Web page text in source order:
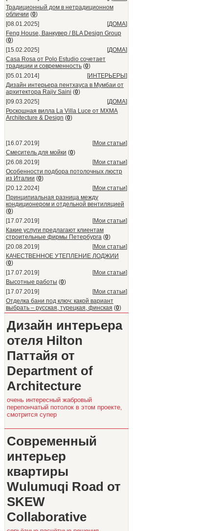
Традиционный дом в нетрадиционном
обличии (0)
[08.01.2025]
[ДОМА]
Feng House, Ванкувер / BLA Design Group
(0)
[15.02.2025]
[ДОМА]
Casa Rosa от Polo Estudio сочетает
традиции и современность (0)
[05.01.2014]
[ИНТЕРЬЕРЫ ]
Дизайн интерьера пентхауса в Мумбаи от
архитектора Rajiv Saini (0)
[09.03.2025]
[ДОМА]
Роскошная вилла La Villa Luce от MXMA
Architecture & Design (0)
[16.07.2019] [Мои статьи]
Смеситель для мойки (0)
[26.08.2019]
[Мои статьи]
Особенности подбора потолочных люстр
из Италии (0)
[20.12.2024]
[Мои статьи]
Принципиальная разница между
кондиционером и отдельной вентиляцией
(0)
[17.07.2019]
[Мои статьи]
Какие услуги предлагают клиентам
строительные фирмы Петербурга (0)
[20.08.2019]
[Мои статьи]
КАЧЕСТВЕННОЕ УТЕПЛЕНИЕ ЛОДЖИИ
(0)
[17.07.2019]
[Мои статьи]
Высотные работы (0)
[17.07.2019]
[Мои статьи]
Отделка бани под ключ: какой вариант
выбрать – русская, турецкая, финская (0)
Дизайн интерьера
отеля Hilton
Паттайя от
Department of
Architecture
очень интересный жабровый
перепончатый потолок в этом проекте,
смотрится супер
Современный
интерьер
квартиры
Wulumuqi Road от
SKEW
Collaborative